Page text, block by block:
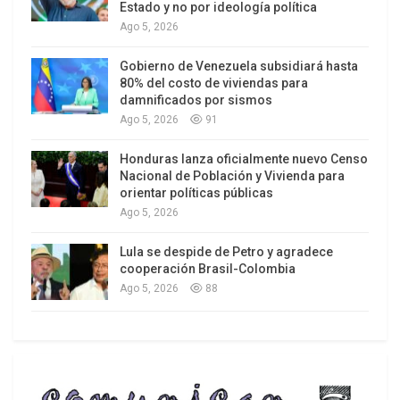
él llama “erosión tributaria”.
del Tesoro que confirman la imposibilidad de cero
el déficit para 2024, reaccionó [27/10]: No
estableceré una meta que me exija comenzar el
año recortando miles de millones en las obras
que son prioritarias para este país. Agregó: «Y si
Brasil tiene un déficit de 0,5%, de 0,25%, qué es lo
que sucede? – Nada”.
Estado y no por ideología política
Ago 5, 2026
Gobierno de Venezuela subsidiará hasta
80% del costo de viviendas para
damnificados por sismos
Ago 5, 2026 91
Honduras lanza oficialmente nuevo Censo
Nacional de Población y Vivienda para
orientar políticas públicas
Ago 5, 2026
Lula se despide de Petro y agradece
cooperación Brasil-Colombia
Ago 5, 2026 88